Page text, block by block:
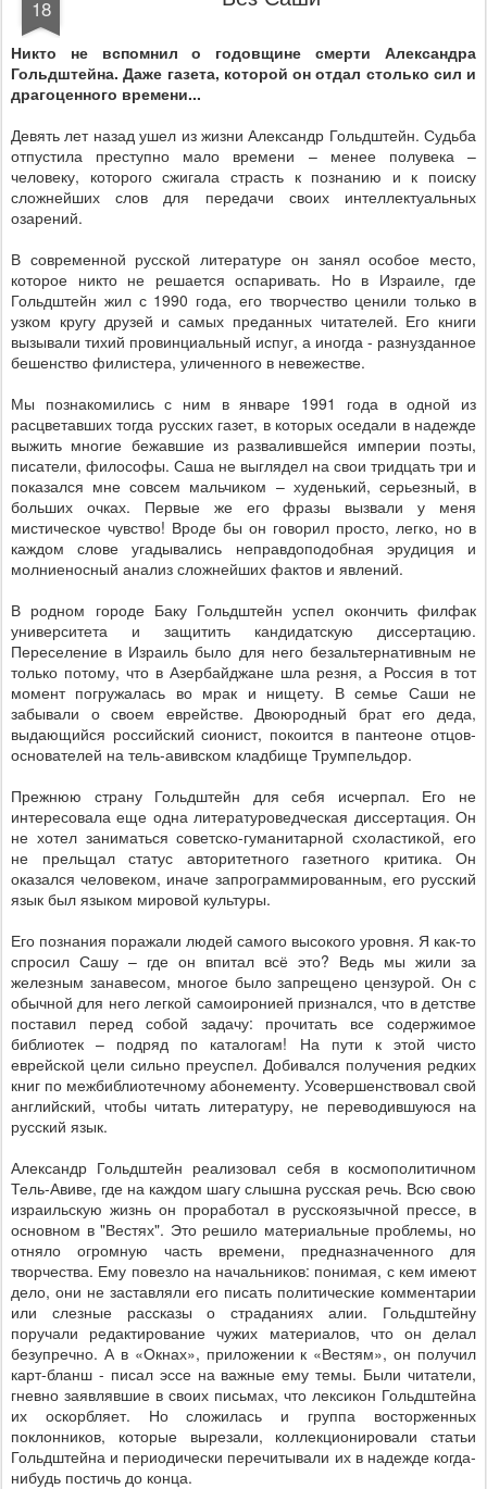
18
Никто не вспомнил о годовщине смерти Александра
Гольдштейна. Даже газета, которой он отдал столько сил и
драгоценного времени...
Девять лет назад ушел из жизни Александр Гольдштейн. Судьба
отпустила преступно мало времени – менее полувека –
человеку, которого сжигала страсть к познанию и к поиску
сложнейших слов для передачи своих интеллектуальных
озарений.
В современной русской литературе он занял особое место,
которое никто не решается оспаривать. Но в Израиле, где
Гольдштейн жил с 1990 года, его творчество ценили только в
узком кругу друзей и самых преданных читателей. Его книги
вызывали тихий провинциальный испуг, а иногда - разнузданное
бешенство филистера, уличенного в невежестве.
Мы познакомились с ним в январе 1991 года в одной из
расцветавших тогда русских газет, в которых оседали в надежде
выжить многие бежавшие из развалившейся империи поэты,
писатели, философы. Саша не выглядел на свои тридцать три и
показался мне совсем мальчиком – худенький, серьезный, в
больших очках. Первые же его фразы вызвали у меня
мистическое чувство! Вроде бы он говорил просто, легко, но в
каждом слове угадывались неправдоподобная эрудиция и
молниеносный анализ сложнейших фактов и явлений.
В родном городе Баку Гольдштейн успел окончить филфак
университета и защитить кандидатскую диссертацию.
Переселение в Израиль было для него безальтернативным не
только потому, что в Азербайджане шла резня, а Россия в тот
момент погружалась во мрак и нищету. В семье Саши не
забывали о своем еврействе. Двоюродный брат его деда,
выдающийся российский сионист, покоится в пантеоне отцов-
основателей на тель-авивском кладбище Трумпельдор.
Прежнюю страну Гольдштейн для себя исчерпал. Его не
интересовала еще одна литературоведческая диссертация. Он
не хотел заниматься советско-гуманитарной схоластикой, его
не прельщал статус авторитетного газетного критика. Он
оказался человеком, иначе запрограммированным, его русский
язык был языком мировой культуры.
Его познания поражали людей самого высокого уровня. Я как-то
спросил Сашу – где он впитал всё это? Ведь мы жили за
железным занавесом, многое было запрещено цензурой. Он с
обычной для него легкой самоиронией признался, что в детстве
поставил перед собой задачу: прочитать все содержимое
библиотек – подряд по каталогам! На пути к этой чисто
еврейской цели сильно преуспел. Добивался получения редких
книг по межбиблиотечному абонементу. Усовершенствовал свой
английский, чтобы читать литературу, не переводившуюся на
русский язык.
Александр Гольдштейн реализовал себя в космополитичном
Тель-Авиве, где на каждом шагу слышна русская речь. Всю свою
израильскую жизнь он проработал в русскоязычной прессе, в
основном в "Вестях". Это решило материальные проблемы, но
отняло огромную часть времени, предназначенного для
творчества. Ему повезло на начальников: понимая, с кем имеют
дело, они не заставляли его писать политические комментарии
или слезные рассказы о страданиях алии. Гольдштейну
поручали редактирование чужих материалов, что он делал
безупречно. А в «Окнах», приложении к «Вестям», он получил
карт-бланш - писал эссе на важные ему темы. Были читатели,
гневно заявлявшие в своих письмах, что лексикон Гольдштейна
их оскорбляет. Но сложилась и группа восторженных
поклонников, которые вырезали, коллекционировали статьи
Гольдштейна и периодически перечитывали их в надежде когда-
нибудь постичь до конца.